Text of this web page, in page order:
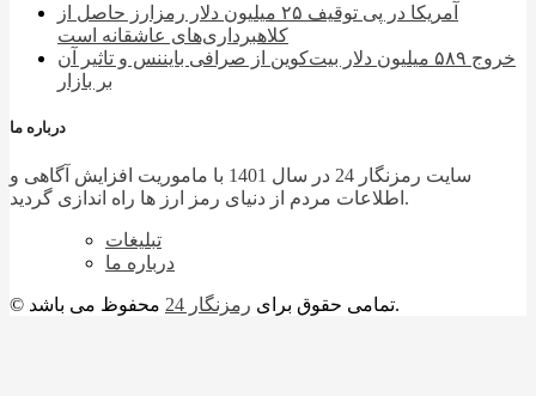
آمریکا در پی توقیف ۲۵ میلیون دلار رمزارز حاصل از
کلاهبرداری‌های عاشقانه است
خروج ۵۸۹ میلیون دلار بیت‌کوین از صرافی بایننس و تاثیر آن
بر بازار
درباره ما
سایت رمزنگار 24 در سال 1401 با ماموریت افزایش آگاهی و
اطلاعات مردم از دنیای رمز ارز ها راه اندازی گردید.
تبلیغات
درباره ما
© تمامی حقوق برای رمزنگار 24 محفوظ می باشد.